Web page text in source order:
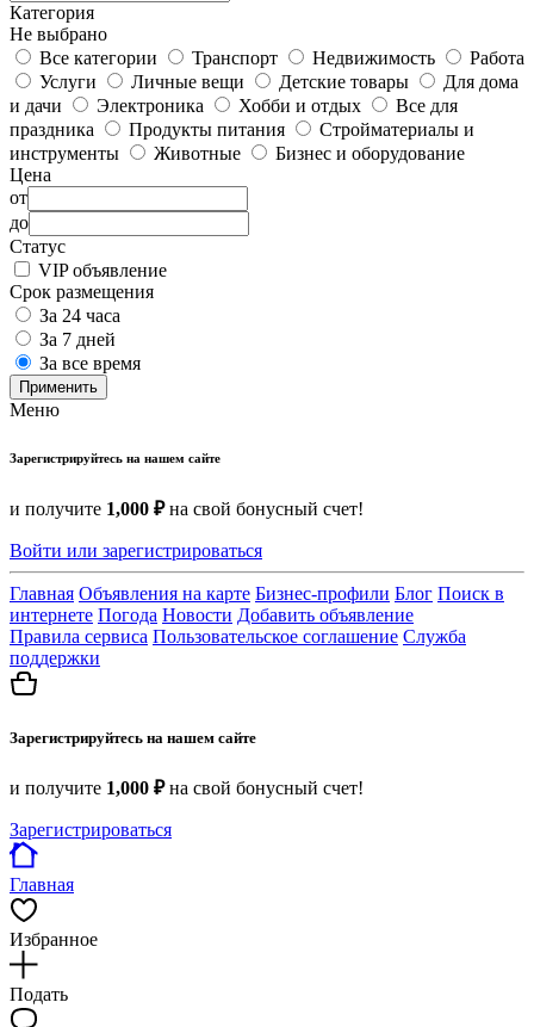
Категория
Не выбрано
Все категории
Транспорт Недвижимость
Работа
Услуги
Личные вещи Детские товары
Для дома
и дачи
Электроника Хобби и отдых
Все для
праздника
Продукты питания
Стройматериалы и
инструменты
Животные
Бизнес и оборудование
Цена
от
до
Статус
VIP объявление
Срок размещения
За 24 часа
За 7 дней
За все время
Применить
Меню
Зарегистрируйтесь на нашем сайте
и получите 1,000 ₽на свой бонусный счет!
Войти или зарегистрироваться
Главная Объявления на карте Бизнес-профили Блог Поиск в
интернете Погода Новости Добавить объявление
Правила сервиса Пользовательское соглашение Служба
поддержки
Зарегистрируйтесь на нашем сайте
и получите 1,000 ₽на свой бонусный счет!
Зарегистрироваться
Главная
Избранное
Подать